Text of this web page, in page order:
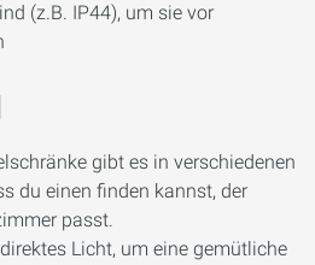
(z.B. IP44), um sie vor
gibt es in verschiedenen
du einen finden kannst, der
passt.
Licht, um eine gemütliche